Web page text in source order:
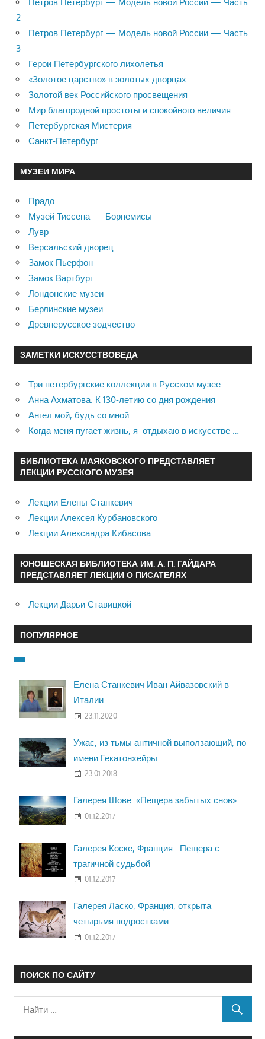
2
Петров Петербург — Модель новой России — Часть
3
Герои Петербургского лихолетья
«Золотое царство» в золотых дворцах
Золотой век Российского просвещения
Мир благородной простоты и спокойного величия
Петербургская Мистерия
Санкт-Петербург
МУЗЕИ МИРА
Прадо
Музей Тиссена — Борнемисы
Лувр
Версальский дворец
Замок Пьерфон
Замок Вартбург
Лондонские музеи
Берлинские музеи
Древнерусское зодчество
ЗАМЕТКИ ИСКУССТВОВЕДА
Три петербургские коллекции в Русском музее
Анна Ахматова. К 130-летию со дня рождения
Ангел мой, будь со мной
Когда меня пугает жизнь, я отдыхаю в искусстве …
БИБЛИОТЕКА МАЯКОВСКОГО ПРЕДСТАВЛЯЕТ
ЛЕКЦИИ РУССКОГО МУЗЕЯ
Лекции Елены Станкевич
Лекции Алексея Курбановского
Лекции Александра Кибасова
ЮНОШЕСКАЯ БИБЛИОТЕКА ИМ. А. П. ГАЙДАРА
ПРЕДСТАВЛЯЕТ ЛЕКЦИИ О ПИСАТЕЛЯХ
Лекции Дарьи Ставицкой
ПОПУЛЯРНОЕ
Елена Станкевич Иван Айвазовский в
Италии
23.11.2020
Ужас, из тьмы античной выползающий, по
имени Гекатонхейры
23.01.2018
Галерея Шове. «Пещера забытых снов»
01.12.2017
Галерея Коске, Франция : Пещера с
трагичной судьбой
01.12.2017
Галерея Ласко, Франция, открыта
четырьмя подростками
01.12.2017
ПОИСК ПО САЙТУ